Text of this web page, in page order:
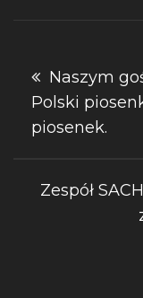
wpisu
Naszym
Polski
piosenek.
Zespół